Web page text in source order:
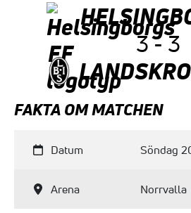
3 - 3
FAKTA OM MATCHEN
Datum Söndag
Arena Norrvalla